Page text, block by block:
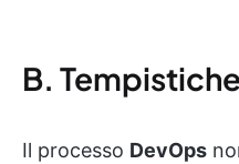
B.
Il processo DevOps